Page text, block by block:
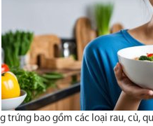
trứng bao gồm các loại rau, củ,